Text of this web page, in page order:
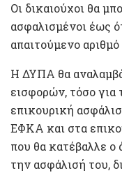
Οι δικαιούχοι θα
ασφαλισμένοι έως
απαιτούμενο
Η ΔΥΠΑ θα
εισφορών, τόσο για
επικουρική
ΕΦΚΑ και στα
που θα κατέβαλλε ο
την ασφάλισή του,